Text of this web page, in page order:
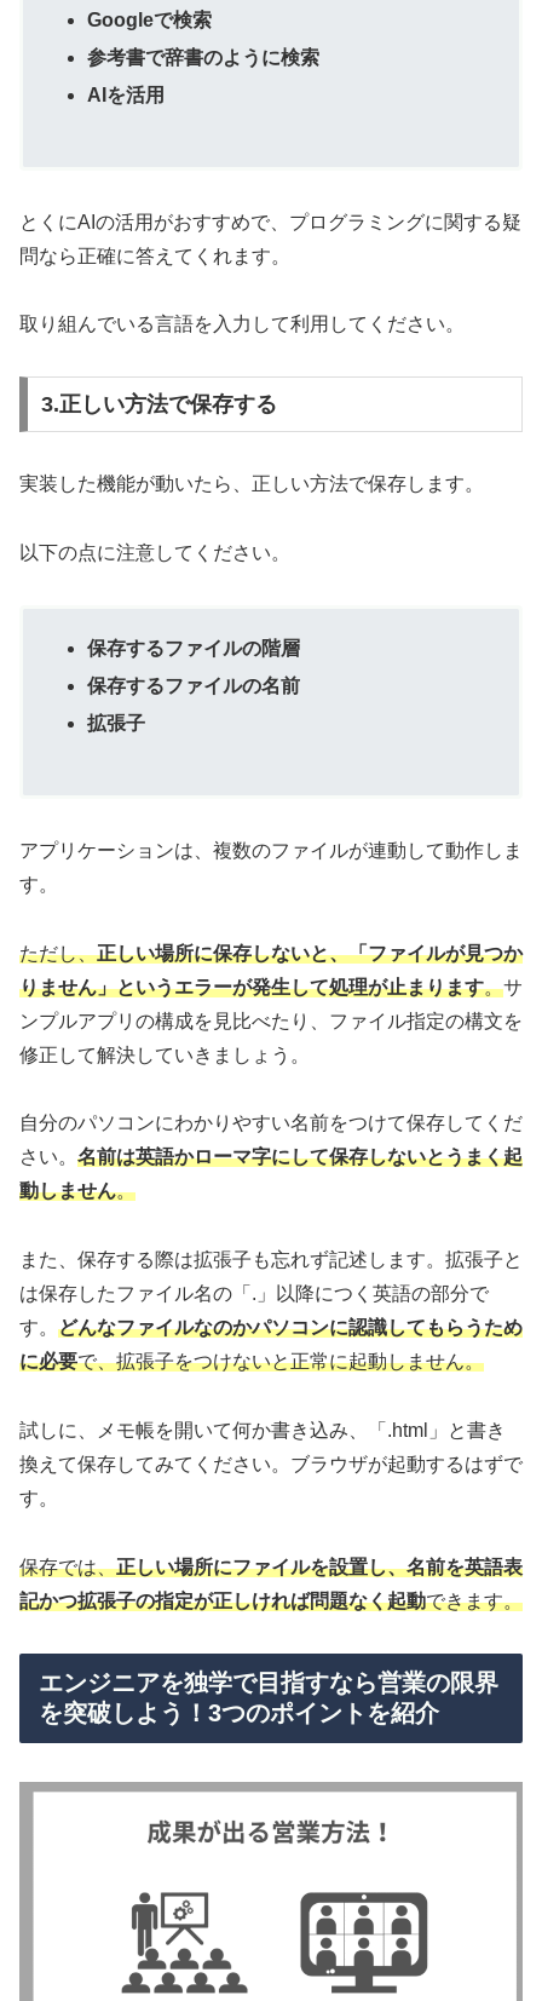
Googleで検索
参考書で辞書のように検索
AIを活用
とくにAIの活用がおすすめで、プログラミングに関する疑
問なら正確に答えてくれます。
取り組んでいる言語を入力して利用してください。
3.正しい方法で保存する
実装した機能が動いたら、正しい方法で保存します。
以下の点に注意してください。
保存するファイルの階層
保存するファイルの名前
拡張子
アプリケーションは、複数のファイルが連動して動作しま
す。
ただし、正しい場所に保存しないと、「ファイルが見つか
りません」というエラーが発生して処理が止まります。サ
ンプルアプリの構成を見比べたり、ファイル指定の構文を
修正して解決していきましょう。
自分のパソコンにわかりやすい名前をつけて保存してくだ
さい。 名前は英語かローマ字にして保存しないとうまく起
動しません。
また、保存する際は拡張子も忘れず記述します。拡張子と
は保存したファイル名の「.」以降につく英語の部分で
す。 どんなファイルなのかパソコンに認識してもらうため
に必要で、拡張子をつけないと正常に起動しません。
試しに、メモ帳を開いて何か書き込み、「.html」と書き
換えて保存してみてください。ブラウザが起動するはずで
す。
保存では、正しい場所にファイルを設置し、名前を英語表
記かつ拡張子の指定が正しければ問題なく起動できます。
エンジニアを独学で目指すなら営業の限界
を突破しよう！3つのポイントを紹介